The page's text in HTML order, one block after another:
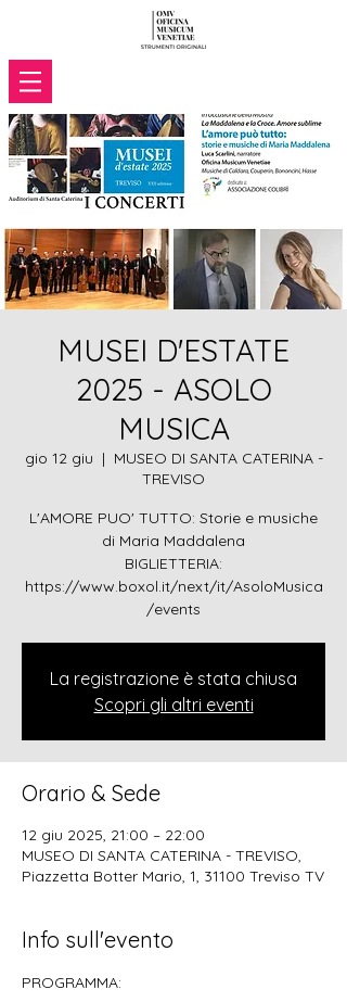
MUSEI D'ESTATE
2025 - ASOLO
MUSICA
gio 12 giu
  |
MUSEO DI SANTA CATERINA -
TREVISO
L'AMORE PUO' TUTTO: Storie e musiche
di Maria Maddalena
BIGLIETTERIA:
https://www.boxol.it/next/it/AsoloMusica
/events
La registrazione è stata chiusa
Scopri gli altri eventi
Orario & Sede
12 giu 2025, 21:00 – 22:00
MUSEO DI SANTA CATERINA - TREVISO,
Piazzetta Botter Mario, 1, 31100 Treviso TV
Info sull'evento
PROGRAMMA: